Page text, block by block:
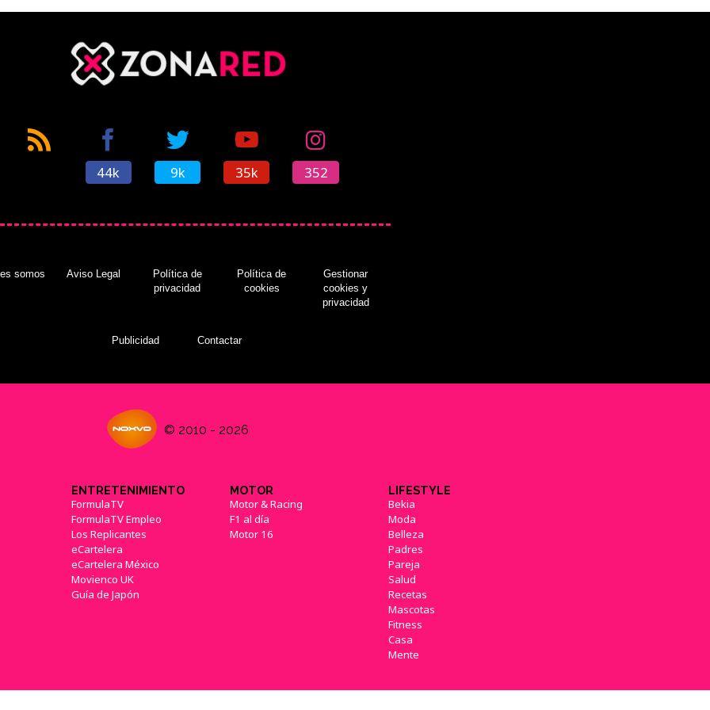
44k 9k 35k 352
somos Aviso Legal
Política de
privacidad
Política de
cookies
Gestionar
cookies y
privacidad
Publicidad Contactar
© 2010 - 2026
ENTRETENIMIENTO
FormulaTV
FormulaTV Empleo
Los Replicantes
eCartelera
eCartelera México
Movienco UK
Guía de Japón
MOTOR
Motor & Racing
F1 al día
Motor 16
LIFESTYLE
Bekia
Moda
Belleza
Padres
Pareja
Salud
Recetas
Mascotas
Fitness
Casa
Mente